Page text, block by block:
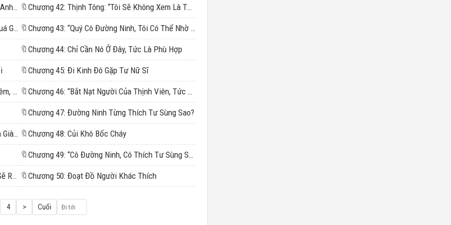
Chương 17: “Thịnh Tiên Sinh, Em Có Thể Ôm Anh Một Cái Không?”
Chương 18: Đường Ninh: Tối Qua Là Cô Đã Quá Giới Hạn
Chương 21: “Gia Giáo Nhà Họ Tư Không Nghiêm, Làm Đứa Trẻ Nhà Tôi Sợ.”
Chương 23: Thịnh Tông: “Chắc Là Vì Tôi Chưa Già Đến Mức Hoa Mắt?”
Chương 25: Đường Ninh: “…… Con Nhất Định Sẽ Rất Kính Trọng Và Hiếu Thảo Với Anh Ấy!”
🔖 Chương 42: Thịnh Tông: “Tôi Sẽ Không Xem Là Thật.”
🔖 Chương 43: “Quý Cô Đường Ninh, Tôi Có Thể Nhờ Em Giúp Một Việc Không?”
🔖 Chương 44: Chỉ Cần Nó Ở Đây, Tức Là Phù Hợp
🔖 Chương 45: Đi Kinh Đô Gặp Tư Nữ Sĩ
🔖 Chương 46: “Bắt Nạt Người Của Thịnh Viên, Tức Là Tát Vào Mặt Thịnh Tông Tôi.”
🔖 Chương 47: Đường Ninh Từng Thích Tư Sùng Sao?
🔖 Chương 48: Củi Khô Bốc Cháy
🔖 Chương 49: “Cô Đường Ninh, Cô Thích Tư Sùng Sao?”
🔖 Chương 50: Đoạt Đồ Người Khác Thích
4 > Cuối